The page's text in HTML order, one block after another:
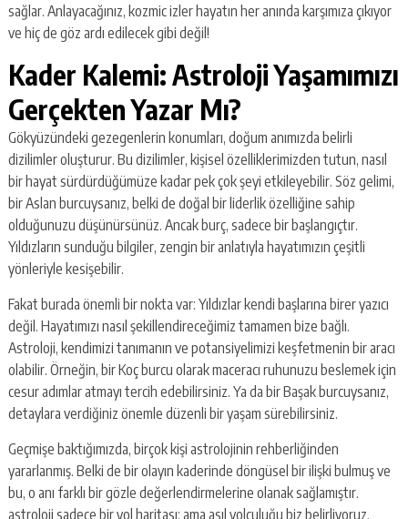
sağlar. Anlayacağınız, kozmic izler hayatın her anında karşımıza çıkıyor
ve hiç de göz ardı edilecek gibi değil!
Kader Kalemi: Astroloji Yaşamımızı
Gerçekten Yazar Mı?
Gökyüzündeki gezegenlerin konumları, doğum anımızda belirli
dizilimler oluşturur. Bu dizilimler, kişisel özelliklerimizden tutun, nasıl
bir hayat sürdürdüğümüze kadar pek çok şeyi etkileyebilir. Söz gelimi,
bir Aslan burcuysanız, belki de doğal bir liderlik özelliğine sahip
olduğunuzu düşünürsünüz. Ancak burç, sadece bir başlangıçtır.
Yıldızların sunduğu bilgiler, zengin bir anlatıyla hayatımızın çeşitli
yönleriyle kesişebilir.
Fakat burada önemli bir nokta var: Yıldızlar kendi başlarına birer yazıcı
değil. Hayatımızı nasıl şekillendireceğimiz tamamen bize bağlı.
Astroloji, kendimizi tanımanın ve potansiyelimizi keşfetmenin bir aracı
olabilir. Örneğin, bir Koç burcu olarak maceracı ruhunuzu beslemek için
cesur adımlar atmayı tercih edebilirsiniz. Ya da bir Başak burcuysanız,
detaylara verdiğiniz önemle düzenli bir yaşam sürebilirsiniz.
Geçmişe baktığımızda, birçok kişi astrolojinin rehberliğinden
yararlanmış. Belki de bir olayın kaderinde döngüsel bir ilişki bulmuş ve
bu, o anı farklı bir gözle değerlendirmelerine olanak sağlamıştır.
astroloji sadece bir yol haritası; ama asıl yolculuğu biz belirliyoruz.